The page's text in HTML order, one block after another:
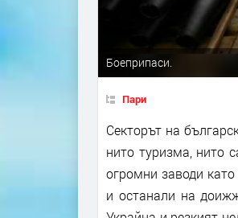
Боеприпаси.
Пари
Секторът на
нито туризма, нито
огромни заводи
и останали на